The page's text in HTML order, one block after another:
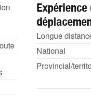
Expérience
Longue
National
Provincial/